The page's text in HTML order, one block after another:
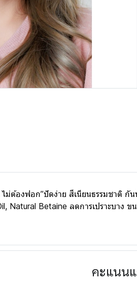
ม่ต้องฟอก”ปัดง่าย สีเนียนธรรมชา
Natural Betaine ลดการเปราะบา
คะแนน